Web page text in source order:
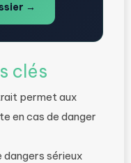
→
clés
permet aux
en cas de danger
dangers sérieux